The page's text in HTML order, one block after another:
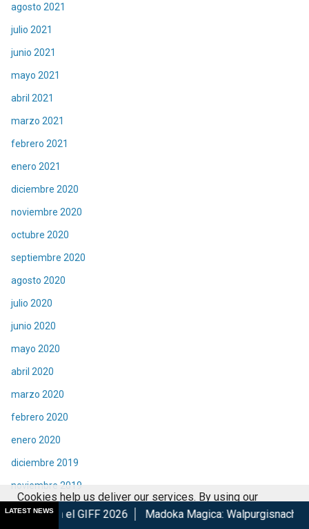
agosto 2021
julio 2021
junio 2021
mayo 2021
abril 2021
marzo 2021
febrero 2021
enero 2021
diciembre 2020
noviembre 2020
octubre 2020
septiembre 2020
agosto 2020
julio 2020
junio 2020
mayo 2020
abril 2020
marzo 2020
febrero 2020
enero 2020
diciembre 2019
noviembre 2019
octubre 2019
LATEST NEWS
2026 Madoka Magica: Walpurgisnacht Rising confirma
Cookies help us deliver our services. By using our
services, you agree to our use of cookies.
Got it